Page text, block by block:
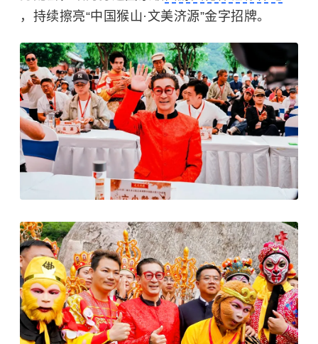
，持续擦亮“中国猴山·文美济源”金字招牌。